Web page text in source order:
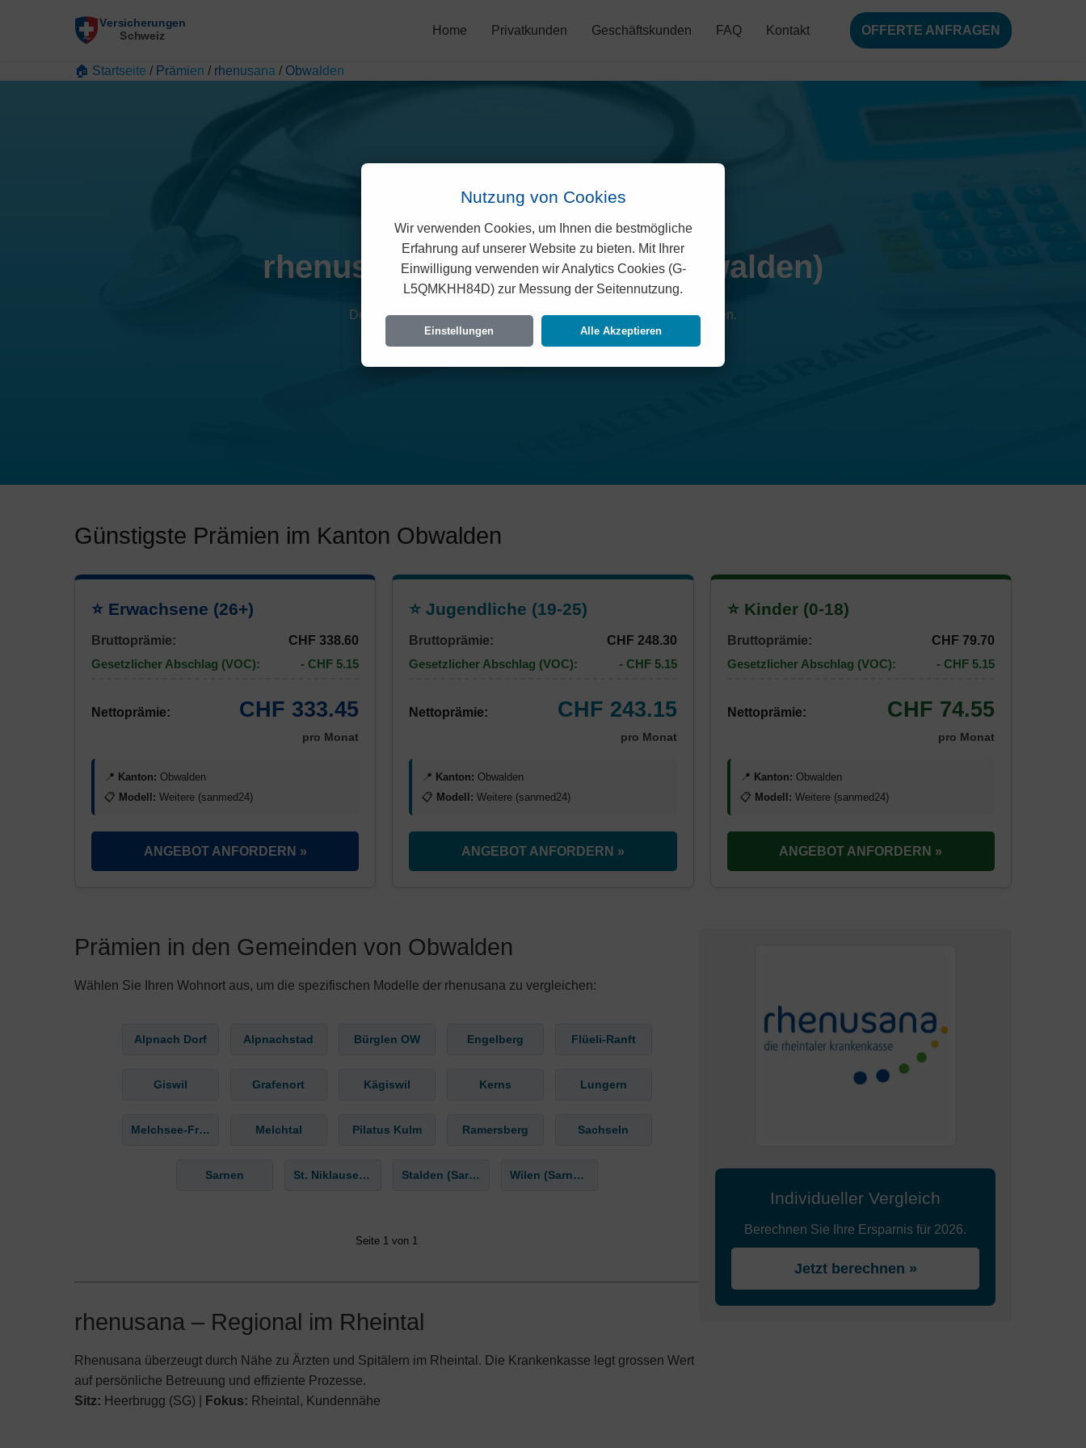
Home Privatkunden Geschäftskunden FAQ Kontakt OFFERTE ANFRAGEN
🏠 Startseite / Prämien / rhenusana / Obwalden
rhenusana Prämien 2026 (Obwalden)
Detaillierte Übersicht der monatlichen Kosten für alle Altersgruppen.
Günstigste Prämien im Kanton Obwalden
⭐ Erwachsene (26+)
Bruttoprämie:
CHF 338.60
Gesetzlicher Abschlag (VOC):
- CHF 5.15
Nettoprämie: CHF 333.45
pro Monat
📍 Kanton: Obwalden
📋 Modell: Weitere (sanmed24)
ANGEBOT ANFORDERN »
⭐ Jugendliche (19-25)
Bruttoprämie:
CHF 248.30
Gesetzlicher Abschlag (VOC):
- CHF 5.15
Nettoprämie: CHF 243.15
pro Monat
📍 Kanton: Obwalden
📋 Modell: Weitere (sanmed24)
ANGEBOT ANFORDERN »
⭐ Kinder (0-18)
Bruttoprämie:
CHF 79.70
Gesetzlicher Abschlag (VOC):
- CHF 5.15
Nettoprämie: CHF 74.55
pro Monat
📍 Kanton: Obwalden
📋 Modell: Weitere (sanmed24)
ANGEBOT ANFORDERN »
Prämien in den Gemeinden von Obwalden
Wählen Sie Ihren Wohnort aus, um die spezifischen Modelle der rhenusana zu vergleichen:
Alpnach Dorf Alpnachstad Bürglen OW Engelberg Flüeli-Ranft
Giswil Grafenort Kägiswil Kerns Lungern
Melchsee-Frutt Melchtal Pilatus Kulm Ramersberg Sachseln
Sarnen St. Niklausen OW Stalden (Sarnen) Wilen (Sarnen)
Seite 1 von 1
rhenusana – Regional im Rheintal
Rhenusana überzeugt durch Nähe zu Ärzten und Spitälern im Rheintal. Die Krankenkasse legt grossen Wert
auf persönliche Betreuung und effiziente Prozesse.
Sitz: Heerbrugg (SG) | Fokus: Rheintal, Kundennähe
Individueller Vergleich
Berechnen Sie Ihre Ersparnis für 2026.
Jetzt berechnen »
Nutzung von Cookies
Wir verwenden Cookies, um Ihnen die bestmögliche
Erfahrung auf unserer Website zu bieten. Mit Ihrer
Einwilligung verwenden wir Analytics Cookies (G-
L5QMKHH84D) zur Messung der Seitennutzung.
Einstellungen Alle Akzeptieren